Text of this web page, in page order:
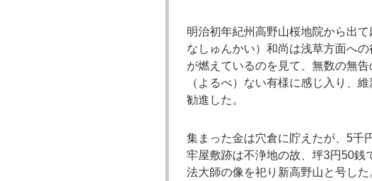
明治初年紀州高野山桜地院から出
なしゅんかい）和尚は浅草方面へ
が燃えているのを見て、無数の無
（よるべ）ない有様に感じ入り、
勧進した。
集まった金は穴倉に貯えたが、5千
牢屋敷跡は不浄地の故、坪3円50銭
法大師の像を祀り新高野山と号した